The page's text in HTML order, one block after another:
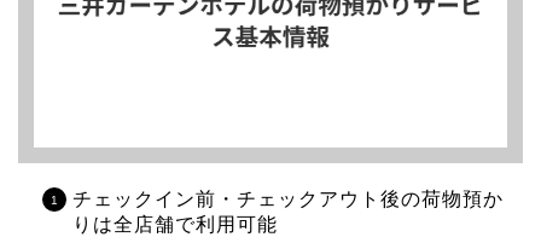
チェックイン前・チェックアウト後の荷物預か
りは全店舗で利用可能